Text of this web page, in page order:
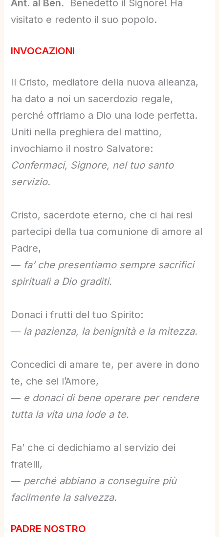
Ant. al Ben. Benedetto il Signore! Ha
visitato e redento il suo popolo.
INVOCAZIONI
Il Cristo, mediatore della nuova alleanza,
ha dato a noi un sacerdozio regale,
perché offriamo a Dio una lode perfetta.
Uniti nella preghiera del mattino,
invochiamo il nostro Salvatore:
Confermaci, Signore, nel tuo santo
servizio.
Cristo, sacerdote eterno, che ci hai resi
partecipi della tua comunione di amore al
Padre,
—fa’ che presentiamo sempre sacrifici
spirituali a Dio graditi.
Donaci i frutti del tuo Spirito:
—la pazienza, la benignità e la mitezza.
Concedici di amare te, per avere in dono
te, che sei l’Amore,
— e donaci di bene operare per rendere
tutta la vita una lode a te.
Fa’ che ci dedichiamo al servizio dei
fratelli,
— perché abbiano a conseguire più
facilmente la salvezza.
PADRE NOSTRO